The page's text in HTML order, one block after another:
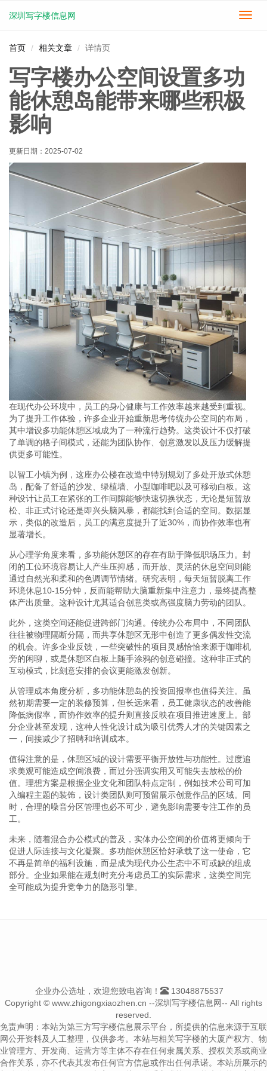
切
深圳写字楼信息网
首页 相关文章 详情页
写字楼办公空间设置多功
能休憩岛能带来哪些积极
影响
更新日期： 2025-07-02
在现代办公环境中，员工的身心健康与工作效率越来越受到重视。
为了提升工作体验，许多企业开始重新思考传统办公空间的布局，
其中增设多功能休憩区域成为了一种流行趋势。这类设计不仅打破
了单调的格子间模式，还能为团队协作、创意激发以及压力缓解提
供更多可能性。
以智工小镇为例，这座办公楼在改造中特别规划了多处开放式休憩
岛，配备了舒适的沙发、绿植墙、小型咖啡吧以及可移动白板。这
种设计让员工在紧张的工作间隙能够快速切换状态，无论是短暂放
松、非正式讨论还是即兴头脑风暴，都能找到合适的空间。数据显
示，类似的改造后，员工的满意度提升了近30%，而协作效率也有
显著增长。
从心理学角度来看，多功能休憩区的存在有助于降低职场压力。封
闭的工位环境容易让人产生压抑感，而开放、灵活的休息空间则能
通过自然光和柔和的色调调节情绪。研究表明，每天短暂脱离工作
环境休息10-15分钟，反而能帮助大脑重新集中注意力，最终提高整
体产出质量。这种设计尤其适合创意类或高强度脑力劳动的团队。
此外，这类空间还能促进跨部门沟通。传统办公布局中，不同团队
往往被物理隔断分隔，而共享休憩区无形中创造了更多偶发性交流
的机会。许多企业反馈，一些突破性的项目灵感恰恰来源于咖啡机
旁的闲聊，或是休憩区白板上随手涂鸦的创意碰撞。这种非正式的
互动模式，比刻意安排的会议更能激发创新。
从管理成本角度分析，多功能休憩岛的投资回报率也值得关注。虽
然初期需要一定的装修预算，但长远来看，员工健康状态的改善能
降低病假率，而协作效率的提升则直接反映在项目推进速度上。部
分企业甚至发现，这种人性化设计成为吸引优秀人才的关键因素之
一，间接减少了招聘和培训成本。
值得注意的是，休憩区域的设计需要平衡开放性与功能性。过度追
求美观可能造成空间浪费，而过分强调实用又可能失去放松的价
值。理想方案是根据企业文化和团队特点定制，例如技术公司可加
入编程主题的装饰，设计类团队则可预留展示创意作品的区域。同
时，合理的噪音分区管理也必不可少，避免影响需要专注工作的员
工。
未来，随着混合办公模式的普及，实体办公空间的价值将更倾向于
促进人际连接与文化凝聚。多功能休憩区恰好承载了这一使命，它
不再是简单的福利设施，而是成为现代办公生态中不可或缺的组成
部分。企业如果能在规划时充分考虑员工的实际需求，这类空间完
全可能成为提升竞争力的隐形引擎。
企业办公选址，欢迎您致电咨询！
13048875537
Copyright © www.zhigongxiaozhen.cn --深圳写字楼信息网-- All rights
reserved.
免责声明：本站为第三方写字楼信息展示平台，所提供的信息来源于互联
网公开资料及人工整理，仅供参考。本站与相关写字楼的大厦产权方、物
业管理方、开发商、运营方等主体不存在任何隶属关系、授权关系或商业
合作关系，亦不代表其发布任何官方信息或作出任何承诺。本站所展示的